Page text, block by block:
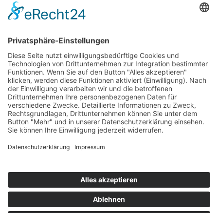
Ergebnis Rennen 1
Rundentabelle Rennen 1
Ergebnis Zeittraining 2
Original Zeitnahme
Bericht Zeittraining
Ergebnis Warm Up
Startaufstellung Rennen 2
Ergebnis Rennen 2
Original Zeitnahme
Rundentabelle Rennen 2
Bericht Rennen 2
Impressum
Jahrbuch